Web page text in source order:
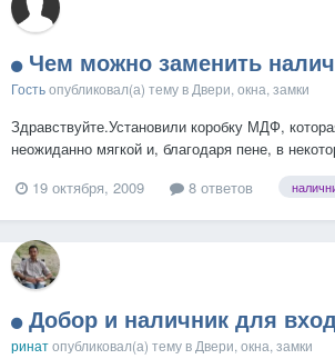
Чем можно заменить
Гостьопубликовал(а) тему в Двери, окна, замки
Здравствуйте.Установили коробку МДФ,
неожиданно мягкой и, благодаря пене, в
"волнами". Дверь планируется чисто
занавеска-трещетка), следовательно, к
требовательна, поэтому особого желания
19 октября, 2009 8 ответов
Добор и наличник для
ринатопубликовал(а) тему вДвери, окна, замки